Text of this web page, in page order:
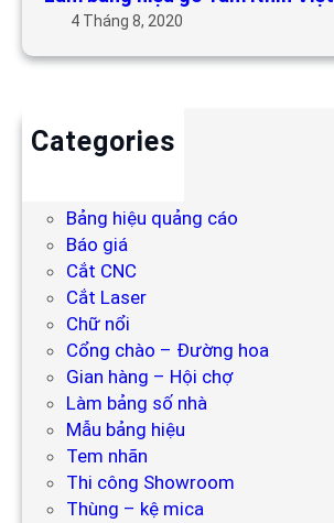
4 Tháng 8, 2020
Categories
Bảng hiệu quảng cáo
Báo giá
Cắt CNC
Cắt Laser
Chữ nổi
Cổng chào – Đường hoa
Gian hàng – Hội chợ
Làm bảng số nhà
Mẫu bảng hiệu
Tem nhãn
Thi công Showroom
Thùng – kệ mica